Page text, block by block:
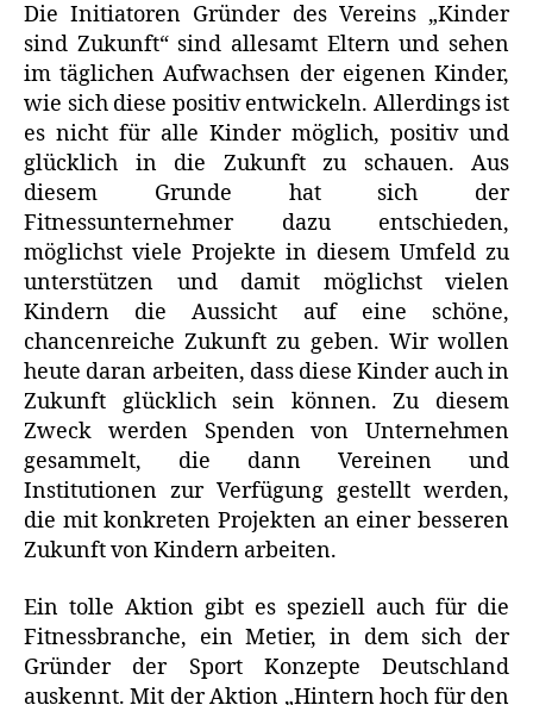
Die Initiatoren Gründer des Vereins „Kinder
sind Zukunft“ sind allesamt Eltern und sehen
im täglichen Aufwachsen der eigenen Kinder,
wie sich diese positiv entwickeln. Allerdings ist
es nicht für alle Kinder möglich, positiv und
glücklich in die Zukunft zu schauen. Aus
diesem Grunde hat sich der
Fitnessunternehmer dazu entschieden,
möglichst viele Projekte in diesem Umfeld zu
unterstützen und damit möglichst vielen
Kindern die Aussicht auf eine schöne,
chancenreiche Zukunft zu geben. Wir wollen
heute daran arbeiten, dass diese Kinder auch in
Zukunft glücklich sein können. Zu diesem
Zweck werden Spenden von Unternehmen
gesammelt, die dann Vereinen und
Institutionen zur Verfügung gestellt werden,
die mit konkreten Projekten an einer besseren
Zukunft von Kindern arbeiten.
Ein tolle Aktion gibt es speziell auch für die
Fitnessbranche, ein Metier, in dem sich der
Gründer der Sport Konzepte Deutschland
auskennt. Mit der Aktion „Hintern hoch für den